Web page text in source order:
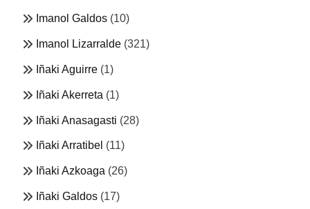
Imanol Galdos (10)
Imanol Lizarralde (321)
Iñaki Aguirre (1)
Iñaki Akerreta (1)
Iñaki Anasagasti (28)
Iñaki Arratibel (11)
Iñaki Azkoaga (26)
Iñaki Galdos (17)